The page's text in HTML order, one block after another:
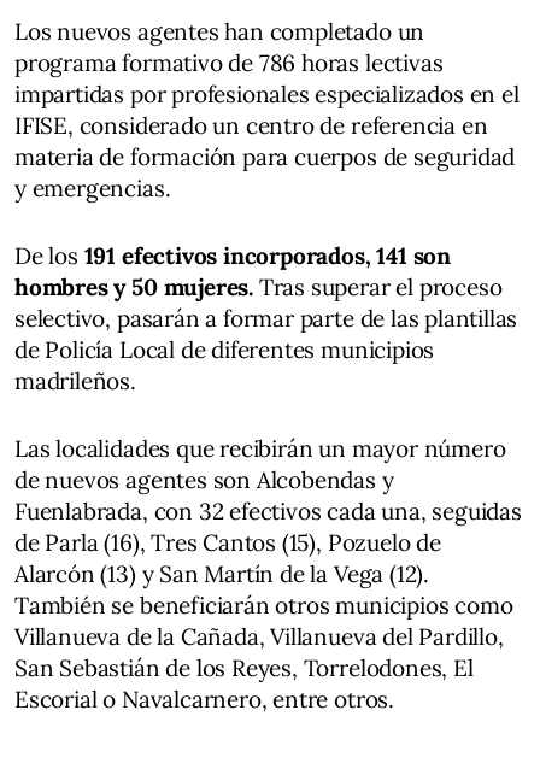
Los nuevos agentes han completado un
programa formativo de 786 horas lectivas
impartidas por profesionales especializados en el
IFISE, considerado un centro de referencia en
materia de formación para cuerpos de seguridad
y emergencias.
De los 191 efectivos incorporados, 141 son
hombres y 50 mujeres. Tras superar el proceso
selectivo, pasarán a formar parte de las plantillas
de Policía Local de diferentes municipios
madrileños.
Las localidades que recibirán un mayor número
de nuevos agentes son Alcobendas y
Fuenlabrada, con 32 efectivos cada una, seguidas
de Parla (16), Tres Cantos (15), Pozuelo de
Alarcón (13) y San Martín de la Vega (12).
También se beneficiarán otros municipios como
Villanueva de la Cañada, Villanueva del Pardillo,
San Sebastián de los Reyes, Torrelodones, El
Escorial o Navalcarnero, entre otros.